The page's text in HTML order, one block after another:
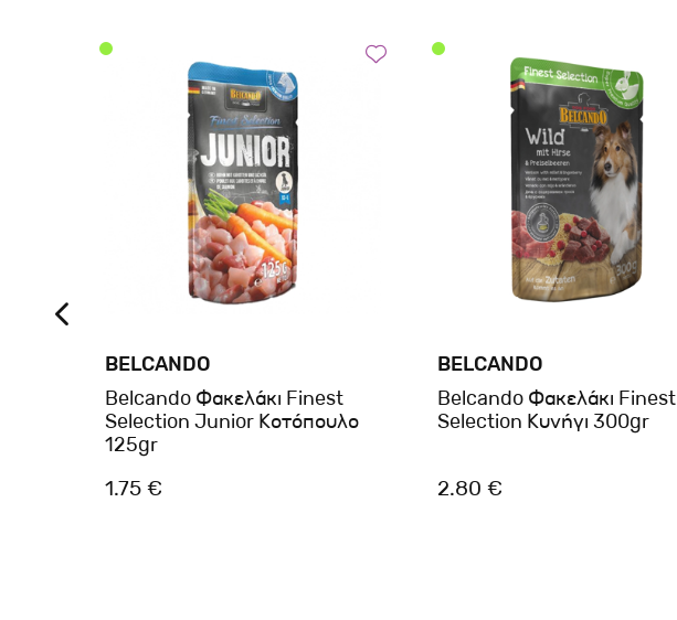
BELCANDO
Belcando Φακελάκι Finest
Selection Junior Κοτόπουλο
125gr
1.75 €
BELCANDO
Belcando Φακελάκι Finest
Selection Κυνήγι 300gr
2.80 €